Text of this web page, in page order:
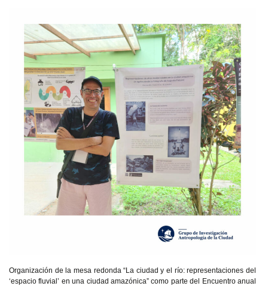
Organización de la mesa redonda “La ciudad y el río: representaciones del
‘espacio fluvial’ en una ciudad amazónica” como parte del Encuentro anual